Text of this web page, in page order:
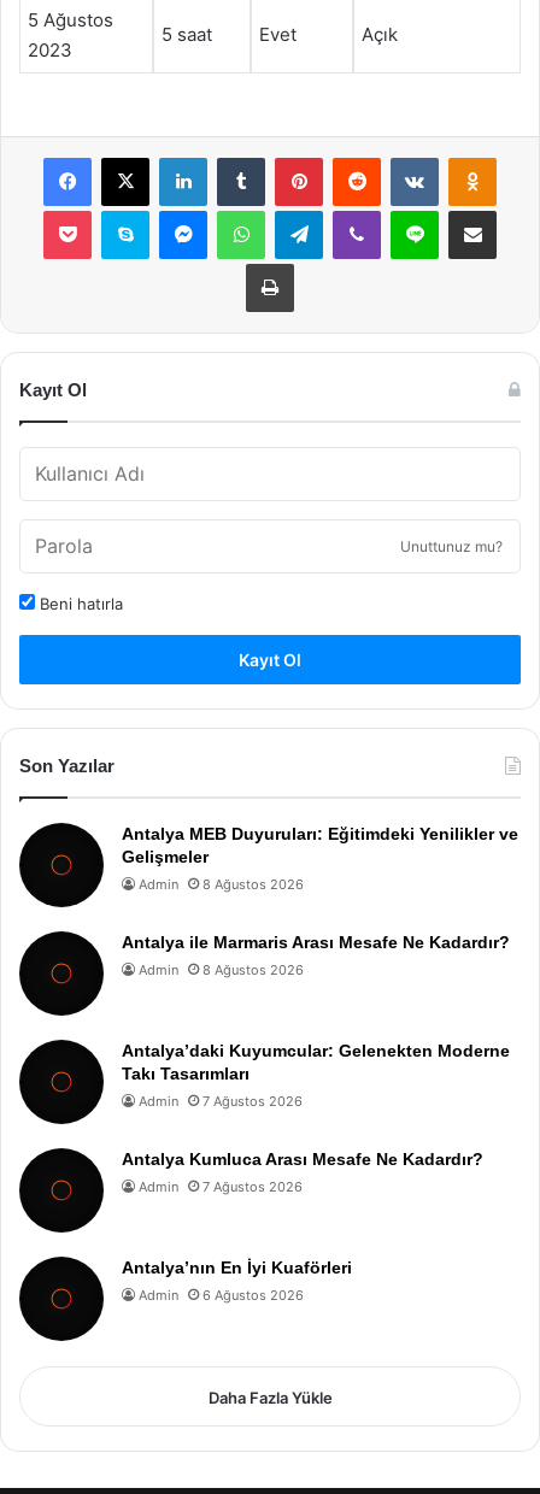
5 Ağustos
2023
5 saat Evet Açık
Facebook
X LinkedInTumblr PinterestReddit VKontakte
Pocket Skype MessengerWhatsAppTelegramViber Line E-Posta ile
Yazdır
Kayıt Ol
Unuttunuz mu?
Beni hatırla
Kayıt Ol
Son Yazılar
Antalya MEB Duyuruları: Eğitimdeki Yenilikler ve
Gelişmeler
Admin 8 Ağustos 2026
Antalya ile Marmaris Arası Mesafe Ne Kadardır?
Admin 8 Ağustos 2026
Antalya’daki Kuyumcular: Gelenekten Moderne
Takı Tasarımları
Admin 7 Ağustos 2026
Antalya Kumluca Arası Mesafe Ne Kadardır?
Admin 7 Ağustos 2026
Antalya’nın En İyi Kuaförleri
Admin 6 Ağustos 2026
Daha Fazla Yükle